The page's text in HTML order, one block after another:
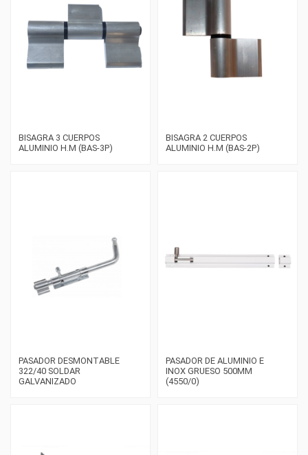
BISAGRA 3 CUERPOS
ALUMINIO H.M (BAS-3P)
BISAGRA 2 CUERPOS
ALUMINIO H.M (BAS-2P)
PASADOR DESMONTABLE
322/40 SOLDAR
GALVANIZADO
PASADOR DE ALUMINIO E
INOX GRUESO 500MM
(4550/0)